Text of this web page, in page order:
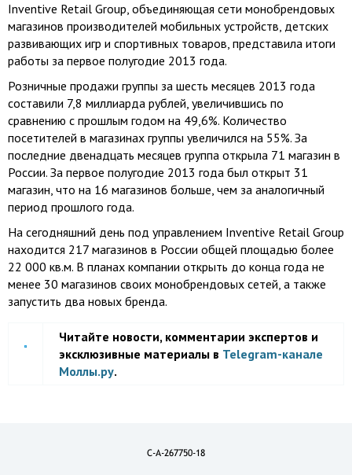
Inventive Retail Group, объединяющая сети монобрендовых
магазинов производителей мобильных устройств, детских
развивающих игр и спортивных товаров, представила итоги
работы за первое полугодие 2013 года.
Розничные продажи группы за шесть месяцев 2013 года
составили 7,8 миллиарда рублей, увеличившись по
сравнению с прошлым годом на 49,6%. Количество
посетителей в магазинах группы увеличился на 55%. За
последние двенадцать месяцев группа открыла 71 магазин в
России. За первое полугодие 2013 года был открыт 31
магазин, что на 16 магазинов больше, чем за аналогичный
период прошлого года.
На сегодняшний день под управлением Inventive Retail Group
находится 217 магазинов в России общей площадью более
22 000 кв.м. В планах компании открыть до конца года не
менее 30 магазинов своих монобрендовых сетей, а также
запустить два новых бренда.
Читайте новости, комментарии экспертов и
эксклюзивные материалы в Telegram-канале
Моллы.ру.
C-A-267750-18